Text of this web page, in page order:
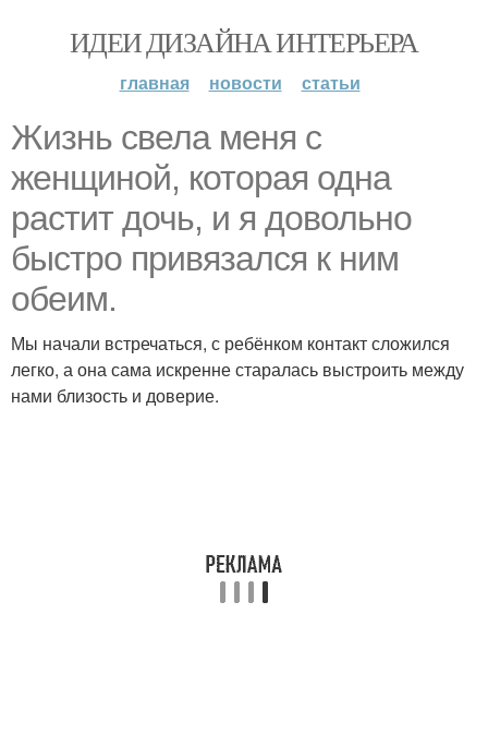
ИДЕИ ДИЗАЙНА ИНТЕРЬЕРА
главная новости статьи
Жизнь свела меня с
женщиной, которая одна
растит дочь, и я довольно
быстро привязался к ним
обеим.
Мы начали встречаться, с ребёнком контакт сложился
легко, а она сама искренне старалась выстроить между
нами близость и доверие.